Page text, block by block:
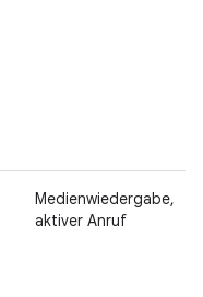
Medienwiedergabe,
aktiver Anruf